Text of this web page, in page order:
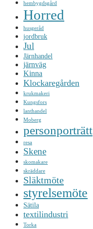
hembygdsgård
Horred
husgeråd
jordbruk
Jul
Järnhandel
järnväg
Kinna
Klockaregården
krukmakeri
Kungsfors
lanthandel
Moberg
personporträtt
resa
Skene
skomakare
skräddare
Släktmöte
styrelsemöte
Sätila
textilindustri
Torka